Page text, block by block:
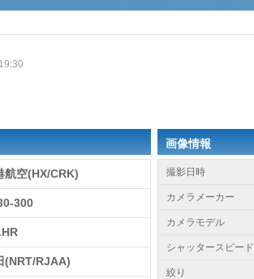
航空(HX/CRK)
300
(NRT/RJAA)
画像情報
撮影日時
カメラメーカー
カメラモデル
シャッタースピード
絞り